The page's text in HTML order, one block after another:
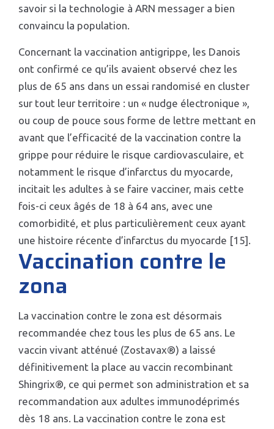
savoir si la technologie à ARN messager a bien
convaincu la population.
Concernant la vaccination antigrippe, les Danois
ont confirmé ce qu’ils avaient observé chez les
plus de 65 ans dans un essai randomisé en cluster
sur tout leur territoire : un « nudge électronique »,
ou coup de pouce sous forme de lettre mettant en
avant que l’efficacité de la vaccination contre la
grippe pour réduire le risque cardiovasculaire, et
notamment le risque d’infarctus du myocarde,
incitait les adultes à se faire vacciner, mais cette
fois-ci ceux âgés de 18 à 64 ans, avec une
comorbidité, et plus particulièrement ceux ayant
une histoire récente d’infarctus du myocarde [15].
Vaccination contre le
zona
La vaccination contre le zona est désormais
recommandée chez tous les plus de 65 ans. Le
vaccin vivant atténué (Zostavax®) a laissé
définitivement la place au vaccin recombinant
Shingrix®, ce qui permet son administration et sa
recommandation aux adultes immunodéprimés
dès 18 ans. La vaccination contre le zona est